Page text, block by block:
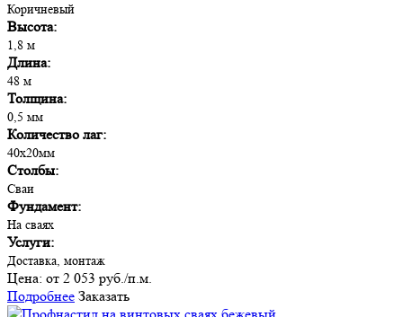
Коричневый
Высота:
1,8 м
Длина:
48 м
Толщина:
0,5 мм
Количество лаг:
40х20мм
Столбы:
Сваи
Фундамент:
На сваях
Услуги:
Доставка, монтаж
Цена: от 2 053 руб./п.м.
Подробнее Заказать